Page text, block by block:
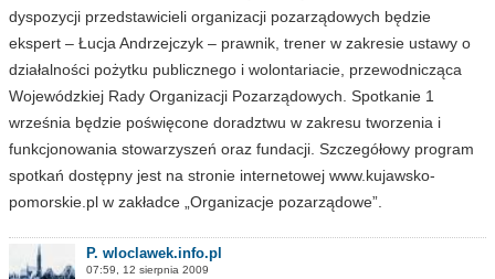
dyspozycji przedstawicieli organizacji pozarządowych będzie
ekspert – Łucja Andrzejczyk – prawnik, trener w zakresie ustawy o
działalności pożytku publicznego i wolontariacie, przewodnicząca
Wojewódzkiej Rady Organizacji Pozarządowych. Spotkanie 1
września będzie poświęcone doradztwu w zakresu tworzenia i
funkcjonowania stowarzyszeń oraz fundacji. Szczegółowy program
spotkań dostępny jest na stronie internetowej www.kujawsko-
pomorskie.pl w zakładce „Organizacje pozarządowe”.
P. wloclawek.info.pl
07:59, 12 sierpnia 2009